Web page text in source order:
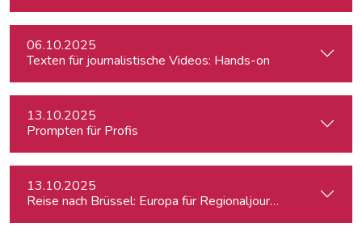
06.10.2025
Texten für journalistische Videos: Hands-on
13.10.2025
Prompten für Profis
13.10.2025
Reise nach Brüssel: Europa für Regionaljournalist:innen